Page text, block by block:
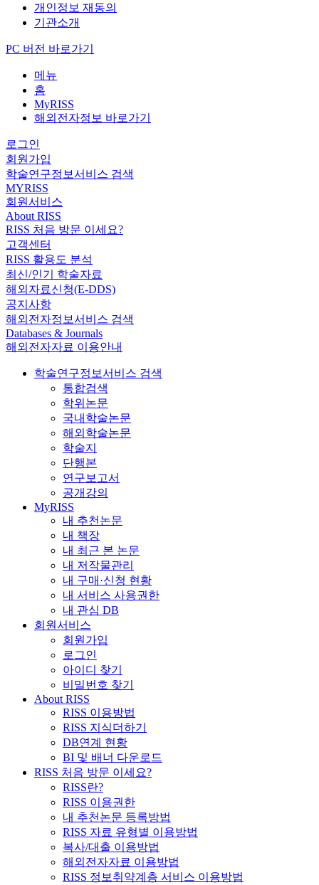
개인정보 재동의
기관소개
PC 버전 바로가기
메뉴
홈
MyRISS
해외전자정보 바로가기
로그인
회원가입
학술연구정보서비스 검색
MYRISS
회원서비스
About RISS
RISS 처음 방문 이세요?
고객센터
RISS 활용도 분석
최신/인기 학술자료
해외자료신청(E-DDS)
공지사항
해외전자정보서비스 검색
Databases & Journals
해외전자자료 이용안내
학술연구정보서비스 검색
통합검색
학위논문
국내학술논문
해외학술논문
학술지
단행본
연구보고서
공개강의
MyRISS
내 추천논문
내 책장
내 최근 본 논문
내 저작물관리
내 구매·신청 현황
내 서비스 사용권한
내 관심 DB
회원서비스
회원가입
로그인
아이디 찾기
비밀번호 찾기
About RISS
RISS 이용방법
RISS 지식더하기
DB연계 현황
BI 및 배너 다운로드
RISS 처음 방문 이세요?
RISS란?
RISS 이용권한
내 추천논문 등록방법
RISS 자료 유형별 이용방법
복사/대출 이용방법
해외전자자료 이용방법
RISS 정보취약계층 서비스 이용방법